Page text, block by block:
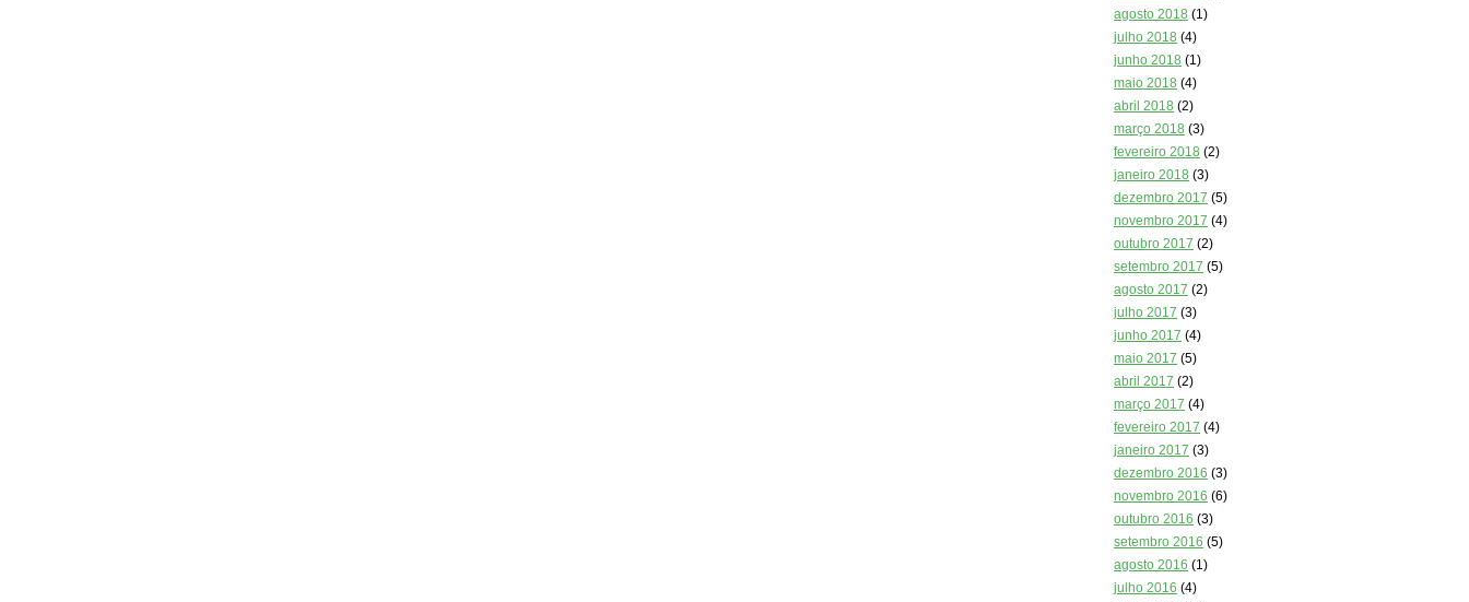
agosto 2018 (1)
julho 2018 (4)
junho 2018 (1)
maio 2018 (4)
abril 2018 (2)
março 2018 (3)
fevereiro 2018 (2)
janeiro 2018 (3)
dezembro 2017 (5)
novembro 2017 (4)
outubro 2017 (2)
setembro 2017 (5)
agosto 2017 (2)
julho 2017 (3)
junho 2017 (4)
maio 2017 (5)
abril 2017 (2)
março 2017 (4)
fevereiro 2017 (4)
janeiro 2017 (3)
dezembro 2016 (3)
novembro 2016 (6)
outubro 2016 (3)
setembro 2016 (5)
agosto 2016 (1)
julho 2016 (4)